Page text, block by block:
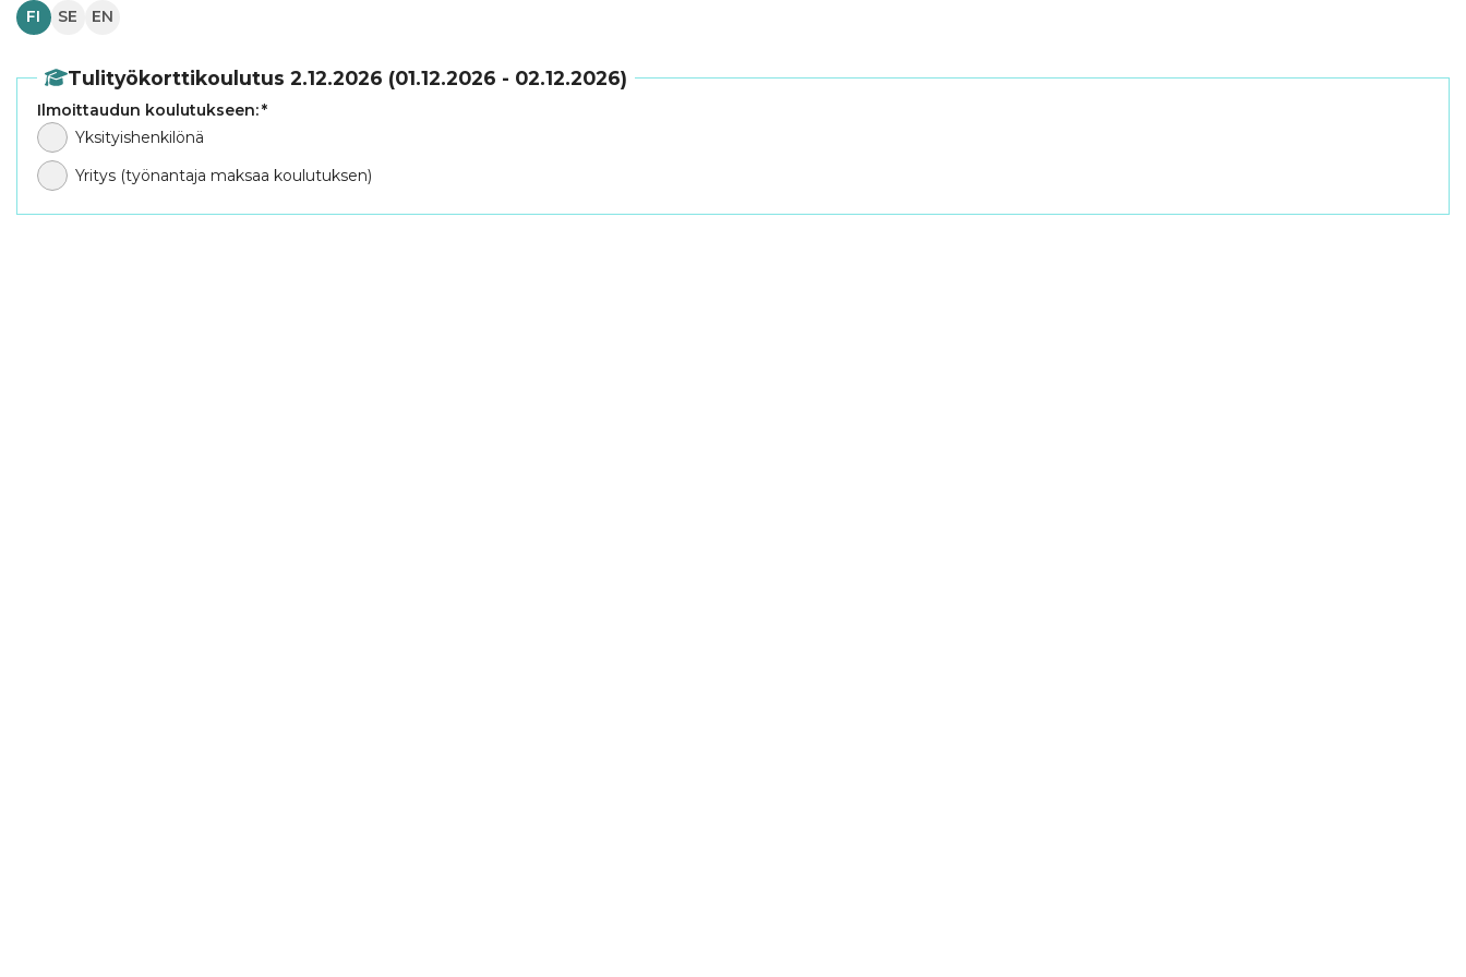
FI SE EN
Tulityökorttikoulutus 2.12.2026 (01.12.2026 - 02.12.2026)
Ilmoittaudun koulutukseen:*
Yksityishenkilönä
Yritys (työnantaja maksaa koulutuksen)